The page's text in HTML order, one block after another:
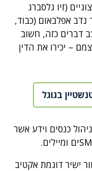
(זיו גלסברג
נדב אפלבאום (כבוד,
דברים כזה, חשוב
– יכירו את הדין
בגוגל
כנסים וידע אשר
ישיר דוגמת אקטיב